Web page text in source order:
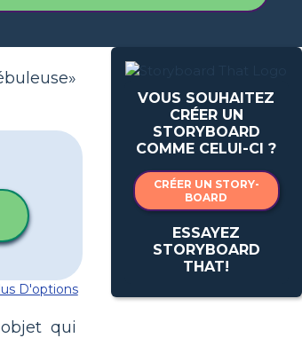
VOUS SOUHAITEZ
CRÉER UN
STORYBOARD
COMME CELUI-CI ?
CRÉER UN STORY-
BOARD
ESSAYEZ
STORYBOARD
THAT!
D'options
qui